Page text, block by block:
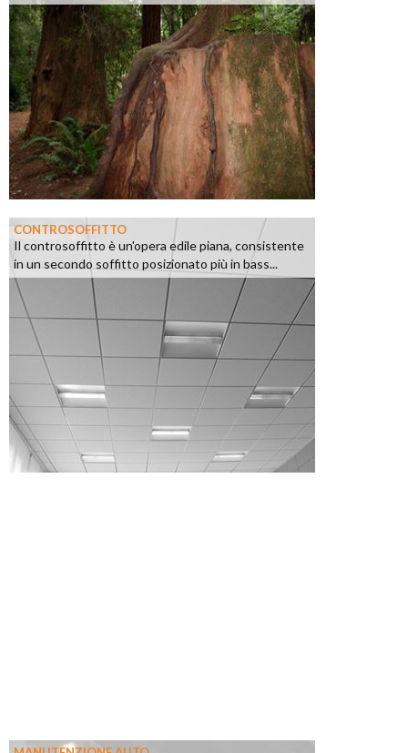
CONTROSOFFITTO
Il controsoffitto è un'opera edile piana, consistente
in un secondo soffitto posizionato più in bass...